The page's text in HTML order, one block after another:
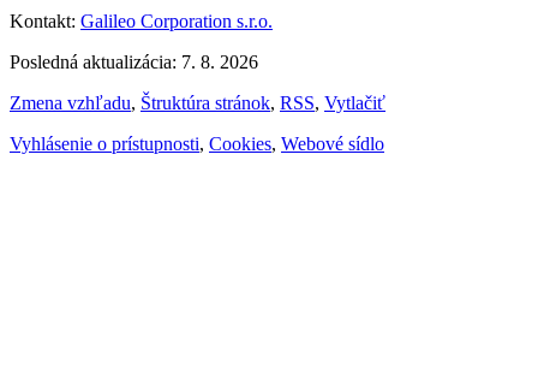
Kontakt: Galileo Corporation s.r.o.
Posledná aktualizácia: 7. 8. 2026
Zmena vzhľadu, Štruktúra stránok, RSS, Vytlačiť
Vyhlásenie o prístupnosti, Cookies, Webové sídlo